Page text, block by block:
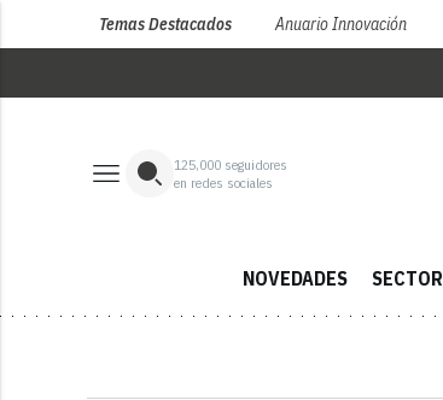
Temas Destacados Anuario Innovación
125,000 seguidores
en redes sociales
NOVEDADES SECTOR